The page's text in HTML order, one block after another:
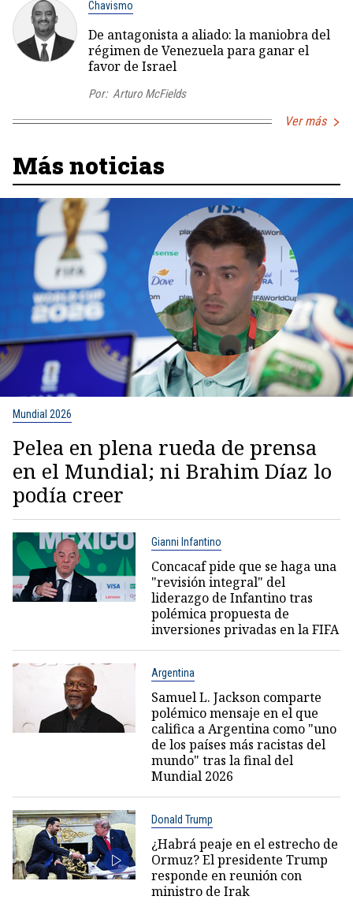
Chavismo
De antagonista a aliado: la maniobra del
régimen de Venezuela para ganar el
favor de Israel
Por: Arturo McFields
Ver más
Más noticias
Mundial 2026
Pelea en plena rueda de prensa
en el Mundial; ni Brahim Díaz lo
podía creer
Gianni Infantino
Concacaf pide que se haga una
"revisión integral" del
liderazgo de Infantino tras
polémica propuesta de
inversiones privadas en la FIFA
Argentina
Samuel L. Jackson comparte
polémico mensaje en el que
califica a Argentina como "uno
de los países más racistas del
mundo" tras la final del
Mundial 2026
Donald Trump
¿Habrá peaje en el estrecho de
Ormuz? El presidente Trump
responde en reunión con
ministro de Irak